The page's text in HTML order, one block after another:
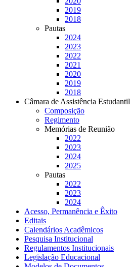
2019
2018
Pautas
2024
2023
2022
2021
2020
2019
2018
Câmara de Assistência Estudantil
Composição
Regimento
Memórias de Reunião
2022
2023
2024
2025
Pautas
2022
2023
2024
Acesso, Permanência e Êxito
Editais
Calendários Acadêmicos
Pesquisa Institucional
Regulamentos Institucionais
Legislação Educacional